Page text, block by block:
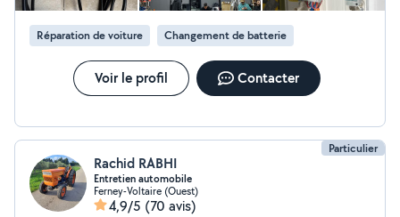
Réparation de voiture Changement de batterie
Voir le profil Contacter
Particulier
Rachid RABHI
Entretien automobile
Ferney-Voltaire (Ouest)
4,9/5 (70 avis)